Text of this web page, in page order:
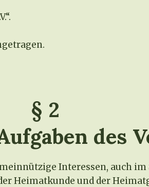
§ 2
des
Interessen, auch im
Heimatkunde und der